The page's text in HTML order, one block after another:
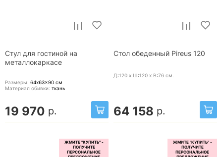
Стул для гостиной на
металлокаркасе
Размеры: 64x63x90 см
Материал обивки: ткань
19 970 р.
Стол обеденный Pireus 120
Д:120 x Ш:120 x В:76 см.
64 158 р.